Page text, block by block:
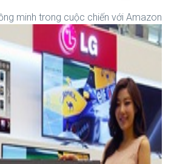
minh trong cuộc chiến với Amazon